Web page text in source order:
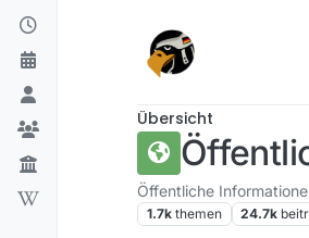
Skip to content
Übersicht
Öffentliche
1.7k themen 24.7k